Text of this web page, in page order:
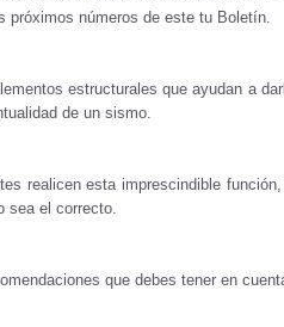
próximos números de este tu Boletín.
estructurales que ayudan a
de un sismo.
realicen esta imprescindible
sea el correcto.
que debes tener en